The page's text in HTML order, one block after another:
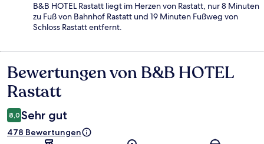
B&B HOTEL Rastatt liegt im Herzen von Rastatt, nur 8 Minuten
zu Fuß von Bahnhof Rastatt und 19 Minuten Fußweg von
Schloss Rastatt entfernt.
Bewertungen
Bewertungen von B&B HOTEL
Rastatt
8,0 Sehr gut
478 Bewertungen